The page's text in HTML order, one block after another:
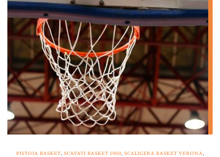
PISTOIA BASKET, SCAFATI BASKET 1969, SCALIGERA BASKET VERONA,